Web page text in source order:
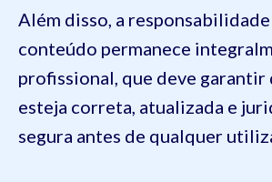
Além disso, a
conteúdo permanece
profissional, que deve garantir
esteja correta, atualizada e
segura antes de qualquer